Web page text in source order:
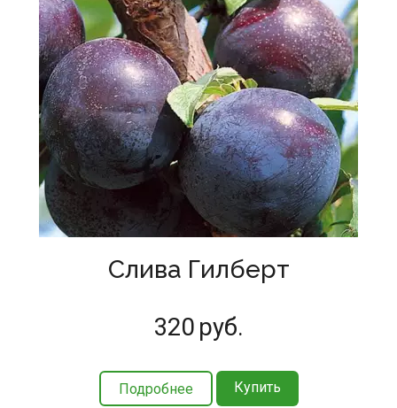
Слива Гилберт
320 руб.
Подробнее Купить